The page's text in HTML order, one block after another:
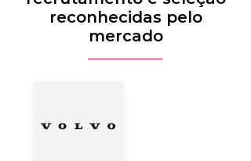
reconhecidas pelo
mercado